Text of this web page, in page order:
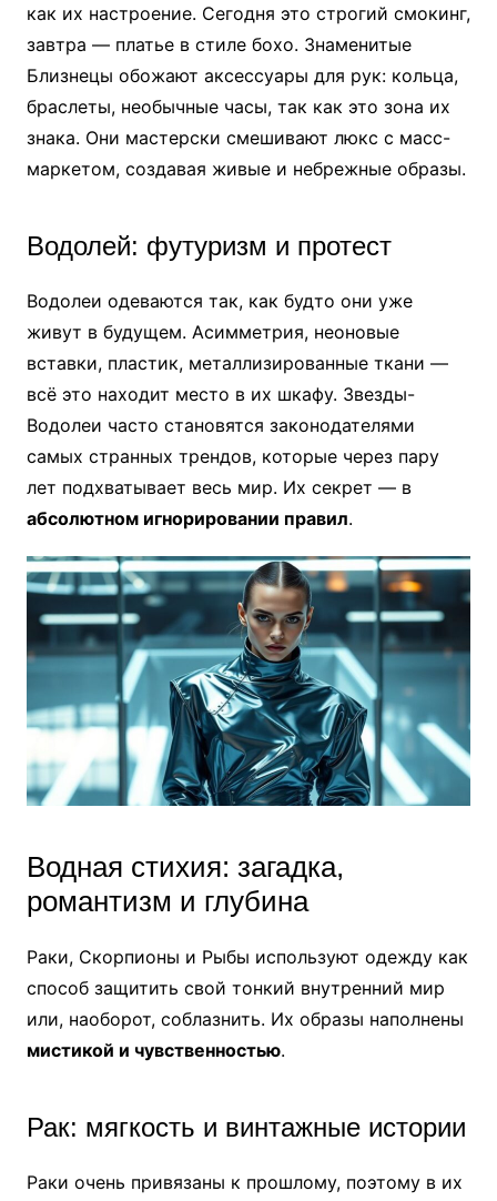
как их настроение. Сегодня это строгий смокинг,
завтра — платье в стиле бохо. Знаменитые
Близнецы обожают аксессуары для рук: кольца,
браслеты, необычные часы, так как это зона их
знака. Они мастерски смешивают люкс с масс-
маркетом, создавая живые и небрежные образы.
Водолей: футуризм и протест
Водолеи одеваются так, как будто они уже
живут в будущем. Асимметрия, неоновые
вставки, пластик, металлизированные ткани —
всё это находит место в их шкафу. Звезды-
Водолеи часто становятся законодателями
самых странных трендов, которые через пару
лет подхватывает весь мир. Их секрет — в
абсолютном игнорировании правил.
Водная стихия: загадка,
романтизм и глубина
Раки, Скорпионы и Рыбы используют одежду как
способ защитить свой тонкий внутренний мир
или, наоборот, соблазнить. Их образы наполнены
мистикой и чувственностью.
Рак: мягкость и винтажные истории
Раки очень привязаны к прошлому, поэтому в их